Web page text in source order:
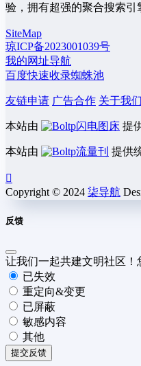
验，拥有超强的聚合搜索引
SiteMap
琼ICP备2023001039号
我的网址导航
百度快速收录蜘蛛池
友链申请 广告合作 关于我们
本站由 闪电图床 提
本站由 流量刊 提供
Copyright © 2024 柒导航
反馈
让我们一起共建文明社区！
已失效
重定向&变更
已屏蔽
敏感内容
其他
提交反馈